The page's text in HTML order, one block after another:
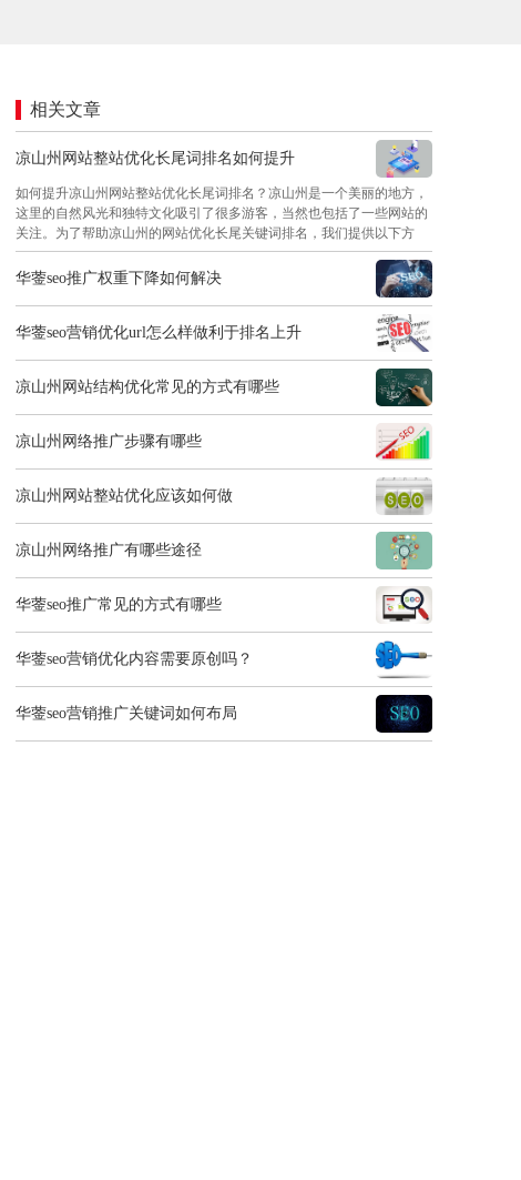
相关文章
凉山州网站整站优化长尾词排名如何提升
如何提升凉山州网站整站优化长尾词排名？凉山州是一个美丽的地方，
这里的自然风光和独特文化吸引了很多游客，当然也包括了一些网站的
关注。为了帮助凉山州的网站优化长尾关键词排名，我们提供以下方
法：1.关键词研究
华蓥seo推广权重下降如何解决
华蓥seo营销优化url怎么样做利于排名上升
凉山州网站结构优化常见的方式有哪些
凉山州网络推广步骤有哪些
凉山州网站整站优化应该如何做
凉山州网络推广有哪些途径
华蓥seo推广常见的方式有哪些
华蓥seo营销优化内容需要原创吗？
华蓥seo营销推广关键词如何布局